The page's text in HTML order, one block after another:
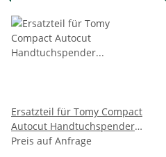
Ersatzteil für Tomy Compact
Autocut Handtuchspender
Bodenplatte Universal
Preis auf Anfrage